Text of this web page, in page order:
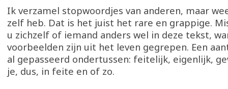
Ik verzamel stopwoordjes van anderen, maar
zelf heb. Dat is het juist het rare en grappige.
u zichzelf of iemand anders wel in deze tekst,
voorbeelden zijn uit het leven gegrepen. Een
al gepasseerd ondertussen: feitelijk, eigenlijk,
je, dus, in feite en of zo.